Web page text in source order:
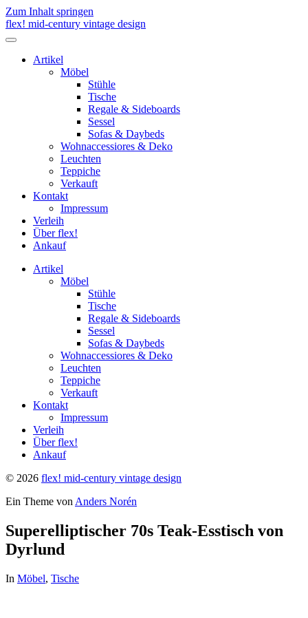
Zum Inhalt springen
flex! mid-century vintage design
Menü
umschalten
Artikel
Möbel
Stühle
Tische
Regale & Sideboards
Sessel
Sofas & Daybeds
Wohnaccessiores & Deko
Leuchten
Teppiche
Verkauft
Kontakt
Impressum
Verleih
Über flex!
Ankauf
Artikel
Möbel
Stühle
Tische
Regale & Sideboards
Sessel
Sofas & Daybeds
Wohnaccessiores & Deko
Leuchten
Teppiche
Verkauft
Kontakt
Impressum
Verleih
Über flex!
Ankauf
© 2026 flex! mid-century vintage design
Ein Theme von Anders Norén
Superelliptischer 70s Teak-Esstisch von
Dyrlund
In Möbel, Tische